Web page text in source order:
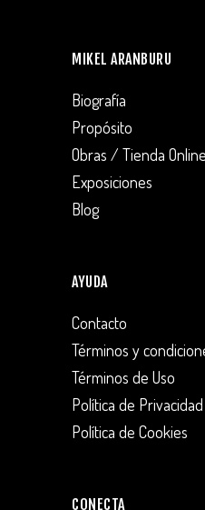
MIKEL ARANBURU
Biografía
Propósito
Obras / Tienda Online
Exposiciones
Blog
AYUDA
Contacto
Términos y
Términos de Uso
Política de Privacidad
Política de Cookies
CONECTA